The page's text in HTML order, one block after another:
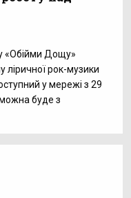
«Обійми Дощу»
ліричної рок-музики
у мережі з 29
буде з